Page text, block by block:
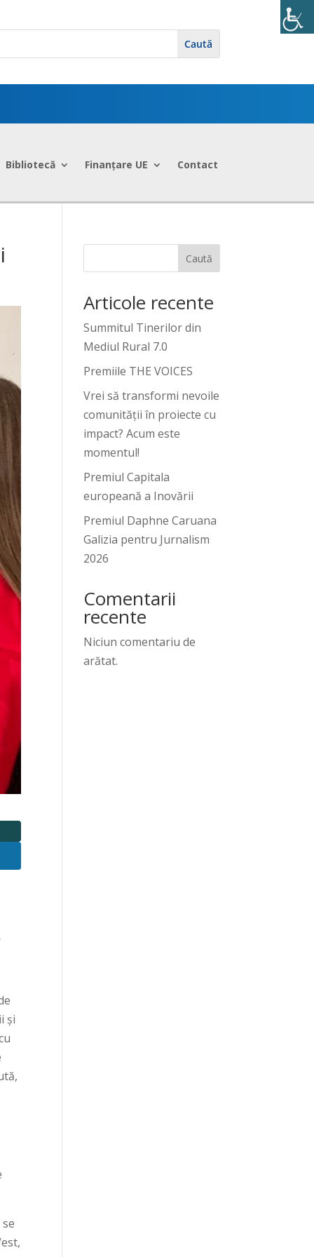
Bibliotecă Finanțare UE Contact
și
Caută
Articole recente
Summitul Tinerilor din
Mediul Rural 7.0
Premiile THE VOICES
Vrei să transformi nevoile
comunității în proiecte cu
impact? Acum este
momentul!
Premiul Capitala
europeană a Inovării
Premiul Daphne Caruana
Galizia pentru Jurnalism
2026
Comentarii
recente
Niciun comentariu de
arătat.